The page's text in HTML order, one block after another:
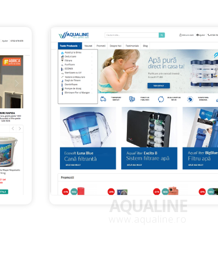
AQUALINE